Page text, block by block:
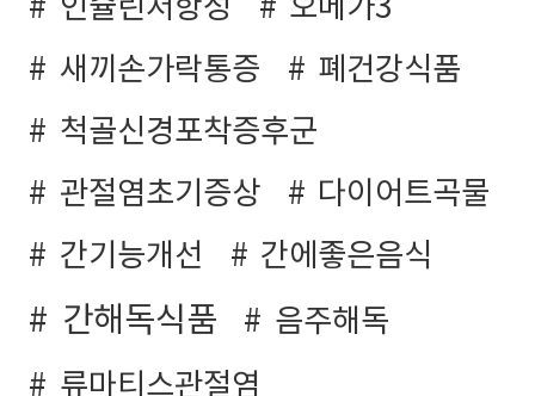
인슐린저항성
오메가3
새끼손가락통증
폐건강식품
척골신경포착증후군
관절염초기증상
다이어트곡물
간기능개선
간에좋은음식
간해독식품
음주해독
류마티스관절염